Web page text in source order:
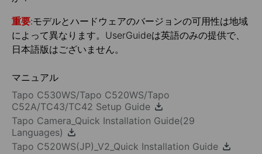
重要:モデルとハードウェアのバージョンの可用性は地域
によって異なります。UserGuideは英語のみの提供で、
日本語版はございません。
マニュアル
Tapo C530WS/Tapo C520WS/Tapo
C52A/TC43/TC42 Setup Guide
Tapo Camera_Quick Installation Guide(29
Languages)
Tapo C520WS(JP)_V2_Quick Installation Guide